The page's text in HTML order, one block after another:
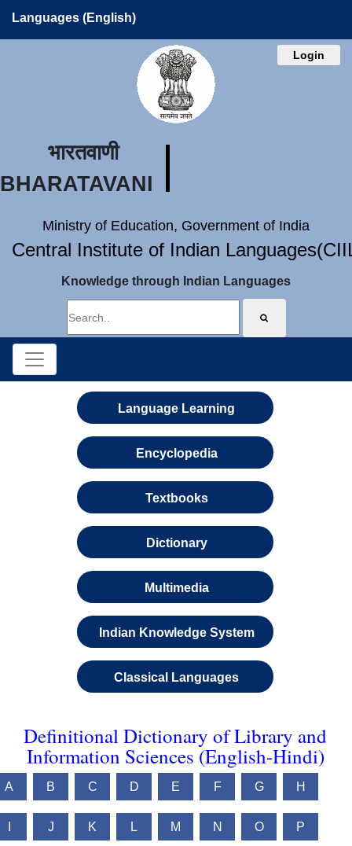
Languages (English)
Login
भारतवाणी
BHARATAVANI
Ministry of Education, Government of India
Central Institute of Indian
Knowledge through Indian Languages
Language Learning
Encyclopedia
Textbooks
Dictionary
Multimedia
Indian Knowledge System
Classical Languages
Definitional Dictionary of Library and
Information Sciences (English-Hindi)
A B C D E F G H
J K L M N O P